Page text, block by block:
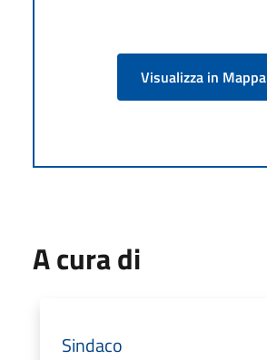
Visualizza in Mappa
A cura di
Sindaco